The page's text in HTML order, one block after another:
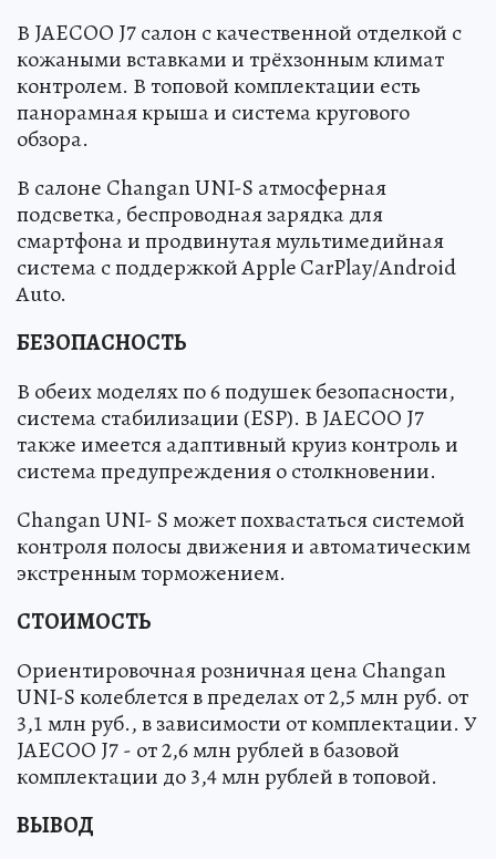
В JAECOO J7 салон с качественной отделкой с
кожаными вставками и трёхзонным климат
контролем. В топовой комплектации есть
панорамная крыша и система кругового
обзора.
В салоне Changan UNI-S атмосферная
подсветка, беспроводная зарядка для
смартфона и продвинутая мультимедийная
система с поддержкой Apple CarPlay/Android
Auto.
БЕЗОПАСНОСТЬ
В обеих моделях по 6 подушек безопасности,
система стабилизации (ESP). В JAECOO J7
также имеется адаптивный круиз контроль и
система предупреждения о столкновении.
Changan UNI- S может похвастаться системой
контроля полосы движения и автоматическим
экстренным торможением.
СТОИМОСТЬ
Ориентировочная розничная цена Changan
UNI-S колеблется в пределах от 2,5 млн руб. от
3,1 млн руб., в зависимости от комплектации. У
JAECOO J7 - от 2,6 млн рублей в базовой
комплектации до 3,4 млн рублей в топовой.
ВЫВОД